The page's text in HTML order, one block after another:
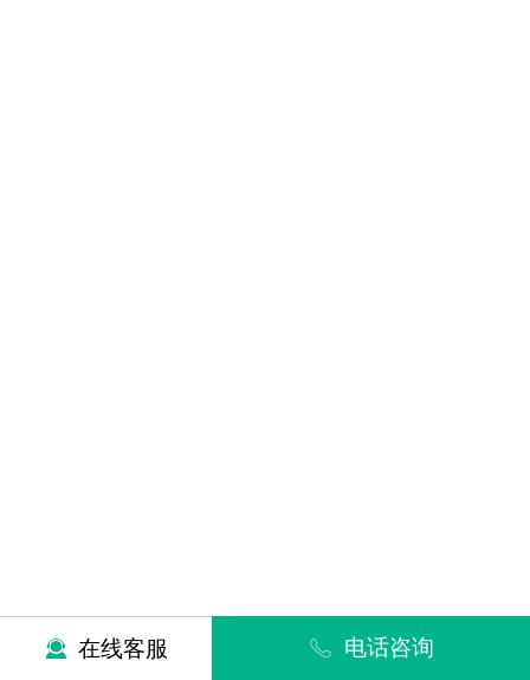
在线客服 电话咨询